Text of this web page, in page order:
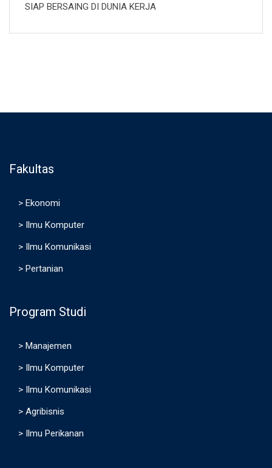
SIAP BERSAING DI DUNIA KERJA
Fakultas
> Ekonomi
> Ilmu Komputer
> Ilmu Komunikasi
> Pertanian
Program Studi
> Manajemen
> Ilmu Komputer
> Ilmu Komunikasi
> Agribisnis
> Ilmu Perikanan